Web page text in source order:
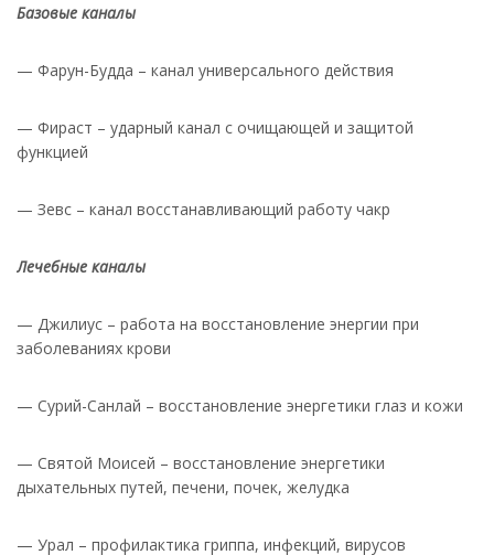
Базовые каналы
— Фарун-Будда – канал универсального действия
— Фираст – ударный канал с очищающей и защитой
функцией
— Зевс – канал восстанавливающий работу чакр
Лечебные каналы
— Джилиус – работа на восстановление энергии при
заболеваниях крови
— Сурий-Санлай – восстановление энергетики глаз и кожи
— Святой Моисей – восстановление энергетики
дыхательных путей, печени, почек, желудка
— Урал – профилактика гриппа, инфекций, вирусов